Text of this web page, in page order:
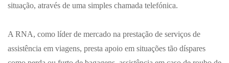
situação, através de uma simples chamada telefónica.
A RNA, como líder de mercado na prestação de serviços de
assistência em viagens, presta apoio em situações tão díspares